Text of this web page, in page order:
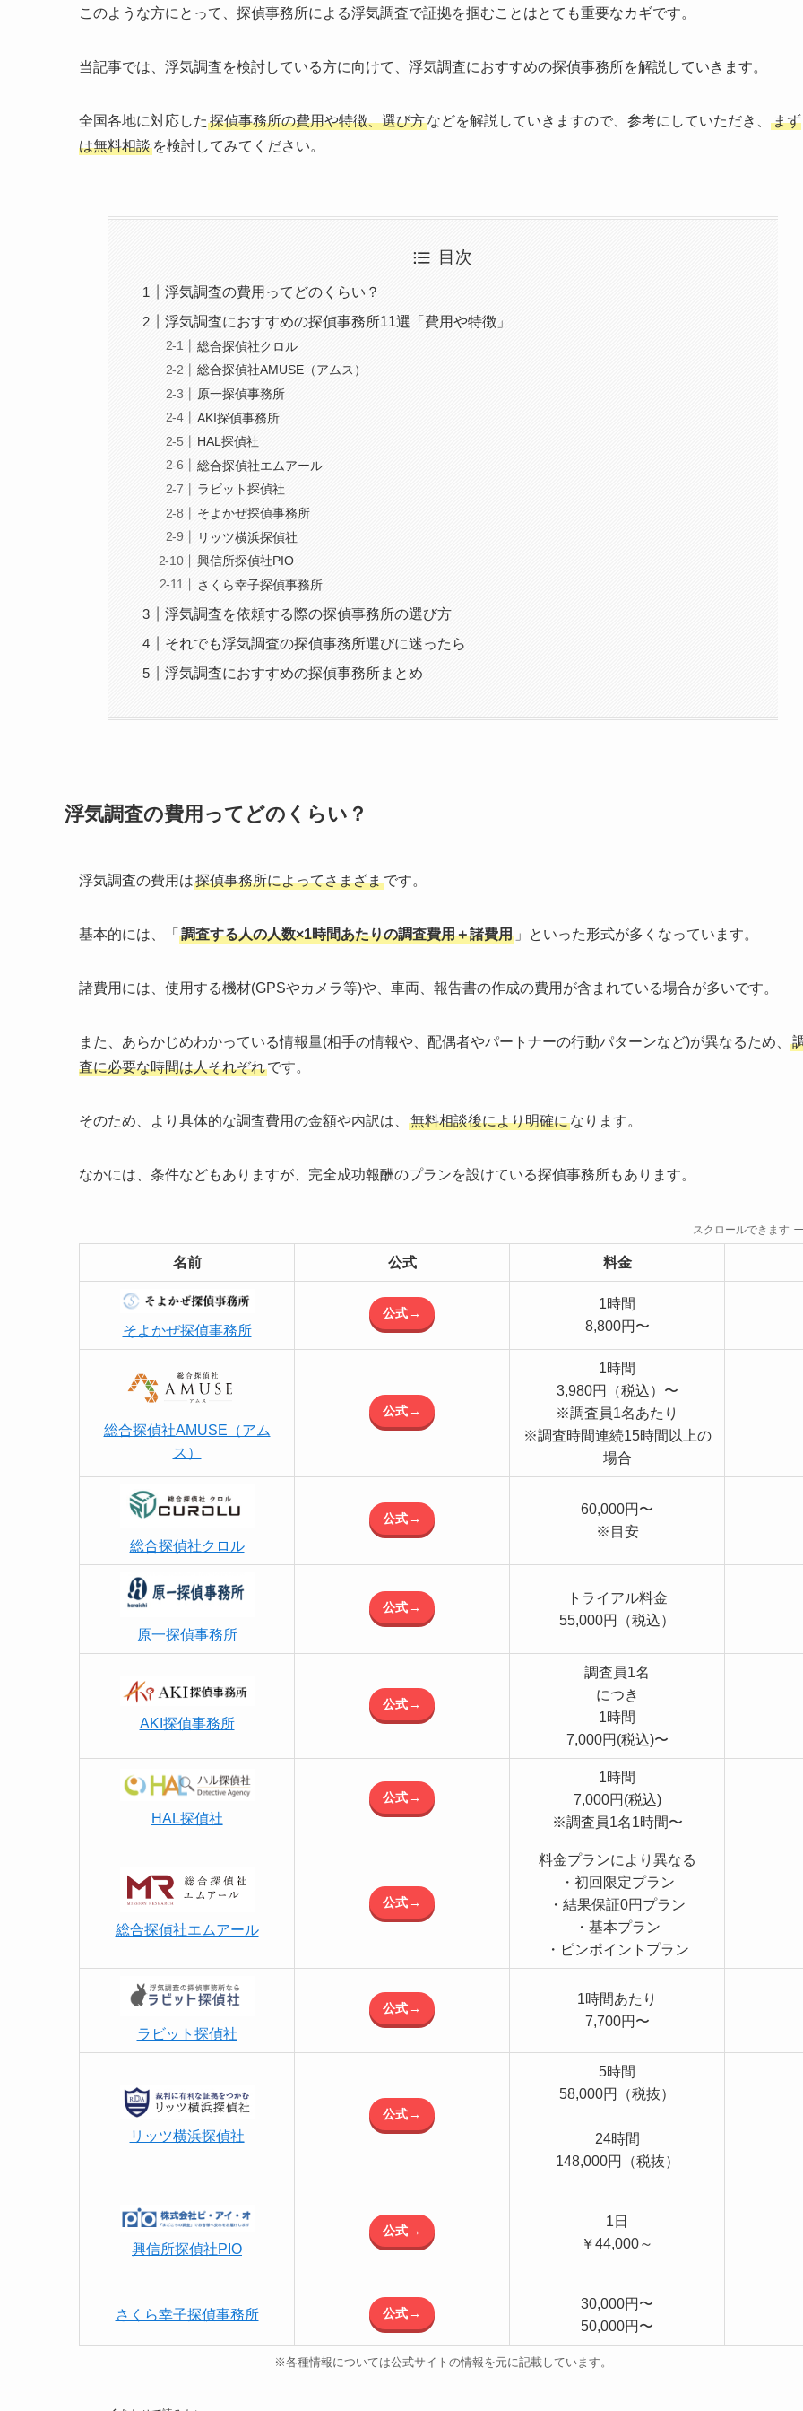
このような方にとって、探偵事務所による浮気調査で証拠を掴むことはとても重要なカギです。
当記事では、浮気調査を検討している方に向けて、浮気調査におすすめの探偵事務所を解説していきます。
全国各地に対応した 探偵事務所の費用や特徴、選び方などを解説していきますので、参考にしていただき、
まず
は無料相談 を検討してみてください。
目次
浮気調査の費用ってどのくらい？
浮気調査におすすめの探偵事務所11選「費用や特徴」
総合探偵社クロル
総合探偵社AMUSE（アムス）
原一探偵事務所
AKI探偵事務所
HAL探偵社
総合探偵社エムアール
ラビット探偵社
そよかぜ探偵事務所
リッツ横浜探偵社
興信所探偵社PIO
さくら幸子探偵事務所
浮気調査を依頼する際の探偵事務所の選び方
それでも浮気調査の探偵事務所選びに迷ったら
浮気調査におすすめの探偵事務所まとめ
浮気調査の費用ってどのくらい？
浮気調査の費用は探偵事務所によってさまざまです。
基本的には、「 調査する人の人数×1時間あたりの調査費用＋諸費用 」といった形式が多くなっています。
諸費用には、使用する機材(GPSやカメラ等)や、車両、報告書の作成の費用が含まれている場合が多いです。
また、あらかじめわかっている情報量(相手の情報や、配偶者やパートナーの行動パターンなど)が異なるため、
査に必要な時間は人それぞれです。
そのため、より具体的な調査費用の金額や内訳は、 無料相談後により明確になります。
なかには、条件などもありますが、完全成功報酬のプランを設けている探偵事務所もあります。
スクロールできます
名前 公式 料金
そよかぜ探偵事務所
公式→
1時間
8,800円〜
総合探偵社AMUSE（アム
ス）
公式→
1時間
3,980円（税込）〜
※調査員1名あたり
※調査時間連続15時間以上の
場合
総合探偵社クロル
公式→
60,000円〜
※目安
原一探偵事務所
公式→
トライアル料金
55,000円（税込）
AKI探偵事務所
公式→
調査員1名
につき
1時間
7,000円(税込)〜
HAL探偵社
公式→
1時間
7,000円(税込)
※調査員1名1時間〜
総合探偵社エムアール
公式→
料金プランにより異なる
・初回限定プラン
・結果保証0円プラン
・基本プラン
・ピンポイントプラン
ラビット探偵社
公式→
1時間あたり
7,700円〜
リッツ横浜探偵社
公式→
5時間
58,000円（税抜）
24時間
148,000円（税抜）
興信所探偵社PIO
公式→
1日
￥44,000～
さくら幸子探偵事務所 公式→
30,000円〜
50,000円〜
※各種情報については公式サイトの情報を元に記載しています。